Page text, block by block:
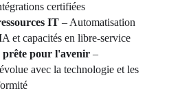
certifiées
IT – Automatisation
et capacités en libre-service
pour l'avenir –
avec la technologie et les